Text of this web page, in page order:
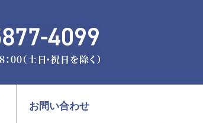
お問い合わせ